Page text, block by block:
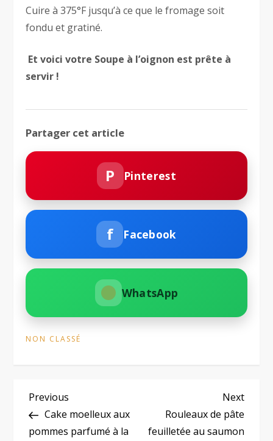
Cuire à 375°F jusqu’à ce que le fromage soit
fondu et gratiné.
Et voici votre Soupe à l’oignon est prête à
servir !
Partager cet article
P Pinterest
f Facebook
WhatsApp
NON CLASSÉ
N
a
Previous
Post
Previous
Cake moelleux aux
pommes parfumé à la
Next
Post
Next
Rouleaux de pâte
feuilletée au saumon